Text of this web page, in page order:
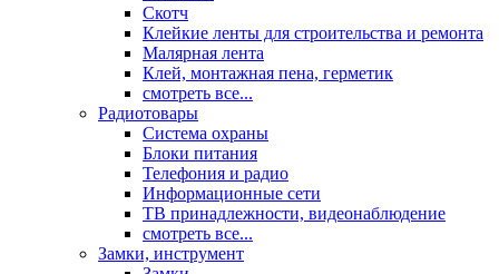
Скотч
Клейкие ленты для строительства и ремонта
Малярная лента
Клей, монтажная пена, герметик
смотреть все...
Радиотовары
Система охраны
Блоки питания
Телефония и радио
Информационные сети
ТВ принадлежности, видеонаблюдение
смотреть все...
Замки, инструмент